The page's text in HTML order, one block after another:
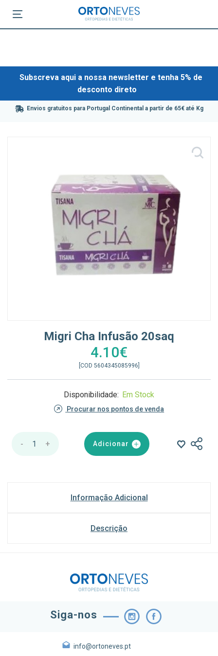
Subscreva aqui a nossa newsletter e tenha 5% de
desconto direto
Envios gratuitos para Portugal Continental a partir de 65€ até Kg
Migri Cha Infusão 20saq
4.10€
[COD 5604345085996]
Disponibilidade: Em Stock
Procurar nos pontos de venda
- 1 + Adicionar
Informação Adicional
Descrição
Siga-nos
info@ortoneves.pt